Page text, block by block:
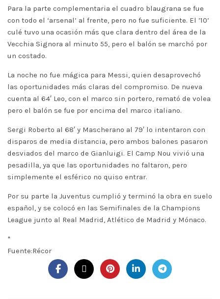
Para la parte complementaria el cuadro blaugrana se fue
con todo el ‘arsenal’ al frente, pero no fue suficiente. El ’10’
culé tuvo una ocasión más que clara dentro del área de la
Vecchia Signora al minuto 55, pero el balón se marchó por
un costado.
La noche no fue mágica para Messi, quien desaprovechó
las oportunidades más claras del compromiso. De nueva
cuenta al 64′ Leo, con el marco sin portero, remató de volea
pero el balón se fue por encima del marco italiano.
Sergi Roberto al 68′ y Mascherano al 79′ lo intentaron con
disparos de media distancia, pero ambos balones pasaron
desviados del marco de Gianluigi. El Camp Nou vivió una
pesadilla, ya que las oportunidades no faltaron, pero
simplemente el esférico no quiso entrar.
Por su parte la Juventus cumplió y terminó la obra en suelo
español, y se colocó en las Semifinales de la Champions
League junto al Real Madrid, Atlético de Madrid y Mónaco.
*
Fuente:Récor